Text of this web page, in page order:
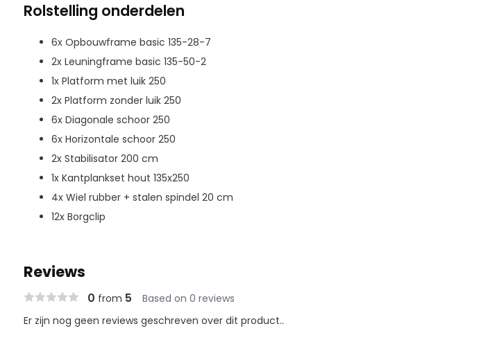
Rolstelling onderdelen
6x Opbouwframe basic 135-28-7
2x Leuningframe basic 135-50-2
1x Platform met luik 250
2x Platform zonder luik 250
6x Diagonale schoor 250
6x Horizontale schoor 250
2x Stabilisator 200 cm
1x Kantplankset hout 135x250
4x Wiel rubber + stalen spindel 20 cm
12x Borgclip
Reviews
0 from 5 Based on 0 reviews
Er zijn nog geen reviews geschreven over dit product..